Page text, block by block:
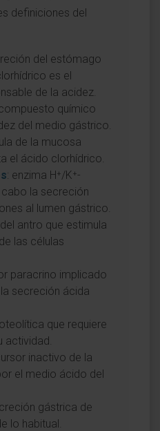
definiciones del
del estómago
es el
de la acidez.
químico
del medio gástrico.
de la mucosa
el ácido clorhídrico.
: enzima H⁺/K⁺-
la secreción
al lumen gástrico.
antro que estimula
las células
paracrino implicado
secreción ácida
que requiere
actividad.
inactivo de la
el medio ácido del
gástrica de
lo habitual.